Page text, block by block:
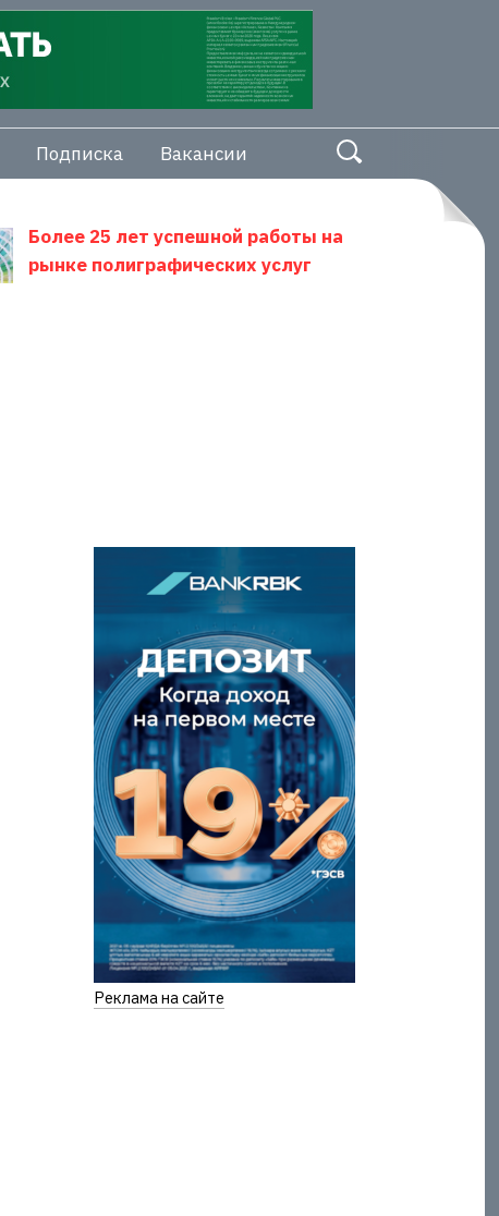
Подписка Вакансии
Более 25 лет успешной работы на
рынке полиграфических услуг
Реклама на сайте